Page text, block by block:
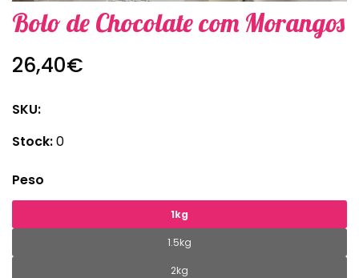
Bolo de Chocolate com Morangos
26,40€
SKU:
Stock:0
Peso
1kg
1.5kg
2kg